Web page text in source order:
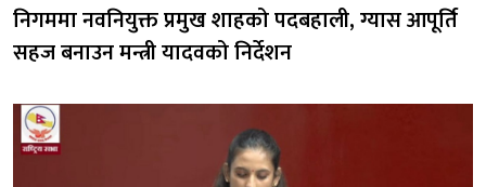
निगममा नवनियुक्त प्रमुख शाहको पदबहाली, ग्यास आपूर्ति
सहज बनाउन मन्त्री यादवको निर्देशन